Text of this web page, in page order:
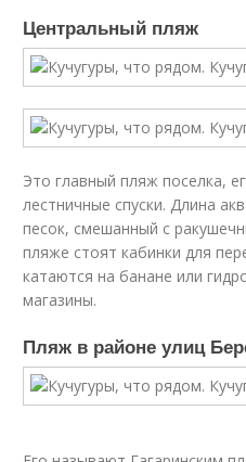
Центральный пляж
Это главный пляж поселка,
лестничные спуски. Длина
песок, смешанный с
пляже стоят кабинки для
катаются на банане или
магазины.
Пляж в районе улиц